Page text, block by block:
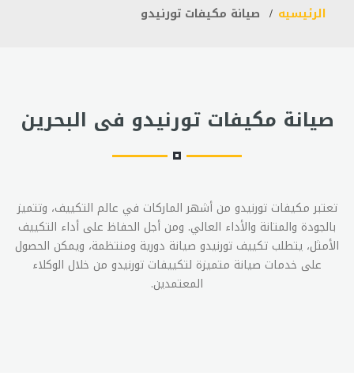
الرئيسيه صيانة مكيفات تورنيدو
صيانة مكيفات تورنيدو فى البحرين
تعتبر مكيفات تورنيدو من أشهر الماركات في عالم التكييف، وتتميز
بالجودة والمتانة والأداء العالي. ومن أجل الحفاظ على أداء التكييف
الأمثل، يتطلب تكييف تورنيدو صيانة دورية ومنتظمة، ويمكن الحصول
على خدمات صيانة متميزة لتكييفات تورنيدو من خلال الوكلاء
المعتمدين.